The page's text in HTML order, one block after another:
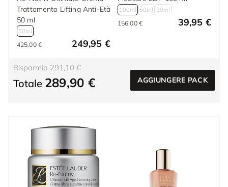
Trattamento Lifting Anti-Età
50 ml
50ml
425,00 € 249,95 €
100ml 50ml 30ml
156,00 € 39,95 €
Risparmia 291,10 €
Totale 289,90 € AGGIUNGERE PACK